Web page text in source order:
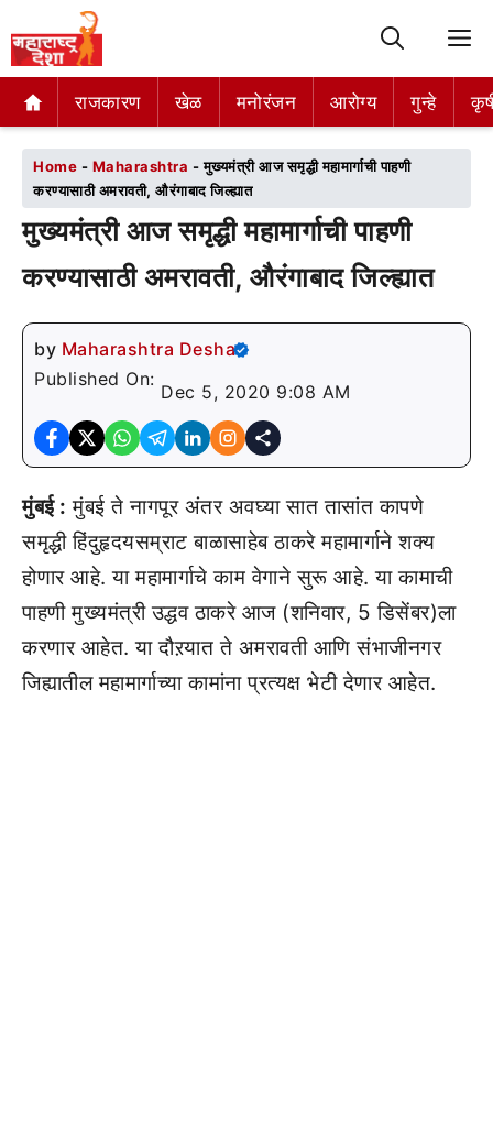
राजकारण खेळ मनोरंजन आरोग्य गुन्हे
राजकारण खेळ मनोरंजन आरोग्य गुन्हे
Home - Maharashtra -मुख्यमंत्री आज समृद्धी महामार्गाची पाहणी
करण्यासाठी अमरावती, औरंगाबाद जिल्ह्यात
मुख्यमंत्री आज समृद्धी महामार्गाची पाहणी
करण्यासाठी अमरावती, औरंगाबाद जिल्ह्यात
by Maharashtra Desha
Published On:
Dec 5, 2020 9:08 AM
मुंबई : मुंबई ते नागपूर अंतर अवघ्या सात तासांत कापणे
समृद्धी हिंदुहृदयसम्राट बाळासाहेब ठाकरे महामार्गाने शक्य
होणार आहे. या महामार्गाचे काम वेगाने सुरू आहे. या कामाची
पाहणी मुख्यमंत्री उद्धव ठाकरे आज (शनिवार, 5 डिसेंबर)ला
करणार आहेत. या दौऱयात ते अमरावती आणि संभाजीनगर
जिह्यातील महामार्गाच्या कामांना प्रत्यक्ष भेटी देणार आहेत.